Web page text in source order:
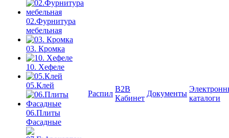
02.Фурнитура
мебельная
03. Кромка
10. Хефеле
05.Клей
06.Плиты
Фасадные
Распил
B2B
Кабинет
Документы
каталоги